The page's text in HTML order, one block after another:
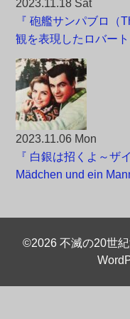
2023.11.18 Sat
『 砲艦サンパブロ（
観を表現したロバー
2023.11.06 Mon
『 白銀は招くよ～ザ
Mädchen und ein
©2026 不滅の20世